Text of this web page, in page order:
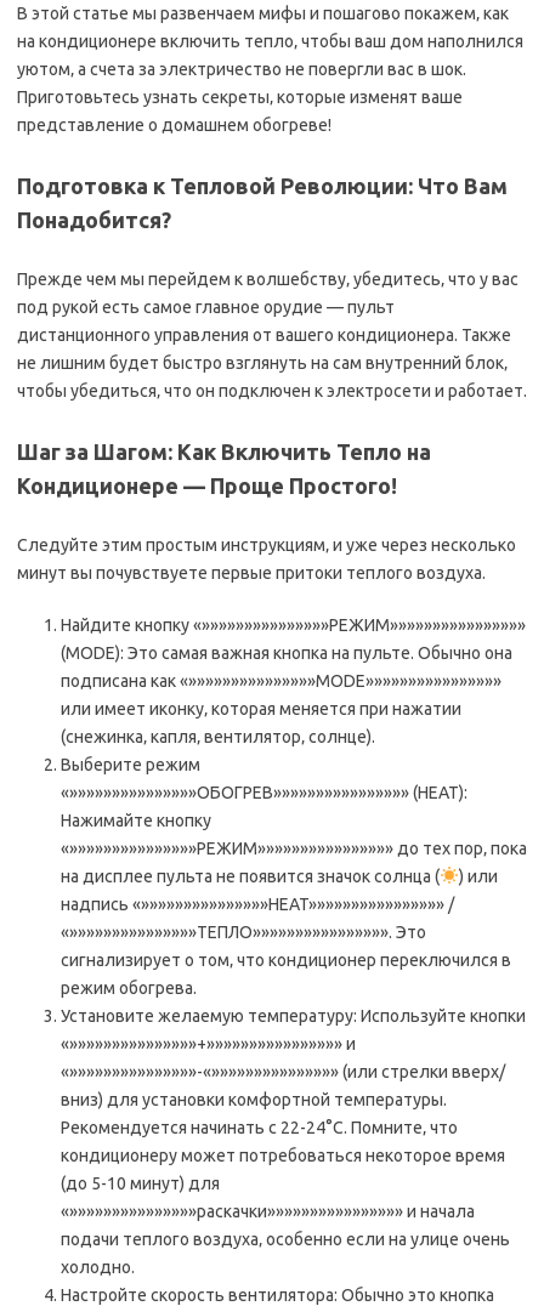
В этой статье мы развенчаем мифы и пошагово покажем‚ как
на кондиционере включить тепло‚ чтобы ваш дом наполнился
уютом‚ а счета за электричество не повергли вас в шок.
Приготовьтесь узнать секреты‚ которые изменят ваше
представление о домашнем обогреве!
Подготовка к Тепловой Революции: Что Вам
Понадобится?
Прежде чем мы перейдем к волшебству‚ убедитесь‚ что у вас
под рукой есть самое главное орудие — пульт
дистанционного управления от вашего кондиционера. Также
не лишним будет быстро взглянуть на сам внутренний блок‚
чтобы убедиться‚ что он подключен к электросети и работает.
Шаг за Шагом: Как Включить Тепло на
Кондиционере — Проще Простого!
Следуйте этим простым инструкциям‚ и уже через несколько
минут вы почувствуете первые притоки теплого воздуха.
Найдите кнопку «»»»»»»»»»»»»»»»РЕЖИМ»»»»»»»»»»»»»»»»
(MODE): Это самая важная кнопка на пульте. Обычно она
подписана как «»»»»»»»»»»»»»»»MODE»»»»»»»»»»»»»»»»
или имеет иконку‚ которая меняется при нажатии
(снежинка‚ капля‚ вентилятор‚ солнце).
Выберите режим
«»»»»»»»»»»»»»»»ОБОГРЕВ»»»»»»»»»»»»»»»» (HEAT):
Нажимайте кнопку
«»»»»»»»»»»»»»»»РЕЖИМ»»»»»»»»»»»»»»»» до тех пор‚ пока
на дисплее пульта не появится значок солнца (
) или
надпись «»»»»»»»»»»»»»»»HEAT»»»»»»»»»»»»»»»» /
«»»»»»»»»»»»»»»»ТЕПЛО»»»»»»»»»»»»»»»». Это
сигнализирует о том‚ что кондиционер переключился в
режим обогрева.
Установите желаемую температуру: Используйте кнопки
«»»»»»»»»»»»»»»»+»»»»»»»»»»»»»»»» и
«»»»»»»»»»»»»»»»-«»»»»»»»»»»»»»»» (или стрелки вверх/
вниз) для установки комфортной температуры.
Рекомендуется начинать с 22-24°C. Помните‚ что
кондиционеру может потребоваться некоторое время
(до 5-10 минут) для
«»»»»»»»»»»»»»»»раскачки»»»»»»»»»»»»»»»» и начала
подачи теплого воздуха‚ особенно если на улице очень
холодно.
Настройте скорость вентилятора: Обычно это кнопка